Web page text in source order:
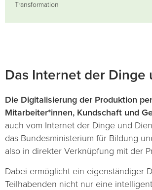
Transformation
Das Internet der
Die Digitalisierung der Produktion
Mitarbeiter*innen, Kundschaft und
auch vom Internet der Dinge und
das Bundesministerium für Bildung
also in direkter Verknüpfung mit der
Dabei ermöglicht ein eigenständiger
Teilhabenden nicht nur eine